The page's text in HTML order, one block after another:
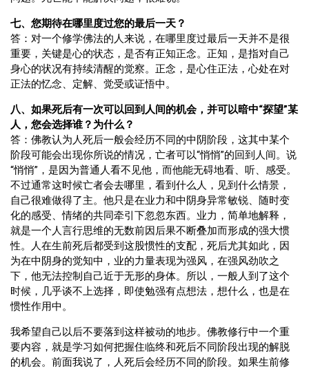
七、您期待在哪里度过您的最后一天？
答：对一个修学佛法的人来说，在哪里度过最后一天并不是很
重要，关键是心的状态，是否有正知正念。正知，是指对自己
身心的状况有持续清醒的觉察。正念，是心住正法，心处在对
正法的忆念、定解、觉受或证悟中。
八、如果死后有一次可以回到人间的机会，并可以暗中“探望”某
人，您会选择谁？为什么？
答：佛教认为人死后一般会经历不同的中阴阶段，这其中某个
阶段可能会出现你所说的情况，亡者可以“悄悄”的回到人间。说
“悄悄”，是因为普通人看不见他，而他能无碍地看、听、感受。
不过通常这时候亡者会去哪里，看到什么人，见到什么情景，
自己很难做得了主。他只是在业力和中阴身异常敏锐、随时变
化的感受、情绪的共同牵引下忽忽东西。业力，简单地解释，
就是一个人言行思维的无数前因后果不断叠加而形成的强大惯
性。人在生前死后都受到这股惯性的支配，死后尤其如此，因
为在中阴身的觉知中，业的力量表现为强风，在强风劲吹之
下，他无法控制自己近于无形的身体。所以，一般人到了这个
时候，几乎谈不上选择，即使勉强有点想法，想什么，也是在
惯性作用中。
我希望自己以后不要落到这样被动的地步。佛教修行中一个重
要内容，就是学习如何把握住临终和死后不同阶段出现的解脱
的机会。前面我说了，人死后会经历不同的阶段。如果生前修